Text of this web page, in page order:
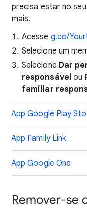
precisa estar no seu
mais.
Acesse g.co/
Selecione um
Selecione Dar
responsável ou
familiar
App Google Play
App Family Link
App Google One
Remover-se